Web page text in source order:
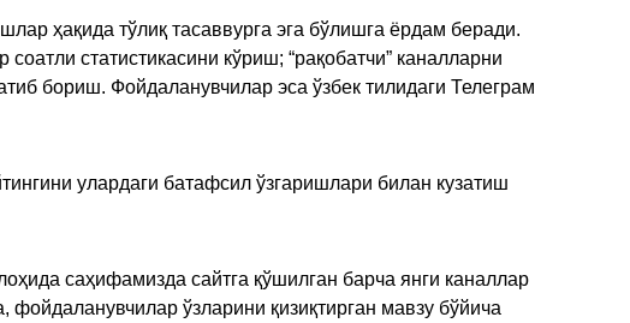
ҳақида тўлиқ тасаввурга эга бўлишга ёрдам беради.
статистикасини кўриш; “рақобатчи” каналларни
бориш. Фойдаланувчилар эса ўзбек тилидаги Телеграм
улардаги батафсил ўзгаришлари билан кузатиш
саҳифамизда сайтга қўшилган барча янги каналлар
ўзларини қизиқтирган мавзу бўйича